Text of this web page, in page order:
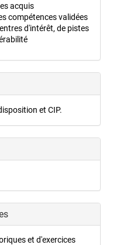
acquis
compétences validées
d'intérêt, de pistes
et CIP.
et d'exercices